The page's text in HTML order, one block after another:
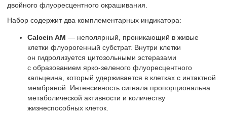
двойного флуоресцентного окрашивания.
Набор содержит два комплементарных индикатора:
Calcein AM — неполярный, проникающий в живые
клетки флуорогенный субстрат. Внутри клетки
он гидролизуется цитозольными эстеразами
с образованием ярко-зеленого флуоресцентного
кальцеина, который удерживается в клетках с интактной
мембраной. Интенсивность сигнала пропорциональна
метаболической активности и количеству
жизнеспособных клеток.